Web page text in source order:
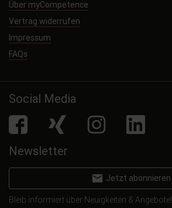
Über myCompetence
Vertrag widerrufen
Impressum
FAQs
Social Media
facebook Xing Instagram LinkedIn
Newsletter
email Jetzt abonnieren
Bleib informiert über Neuigkeiten & Angebote!